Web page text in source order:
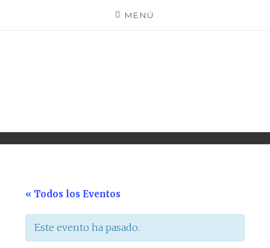
MENÚ
« Todos los Eventos
Este evento ha pasado.